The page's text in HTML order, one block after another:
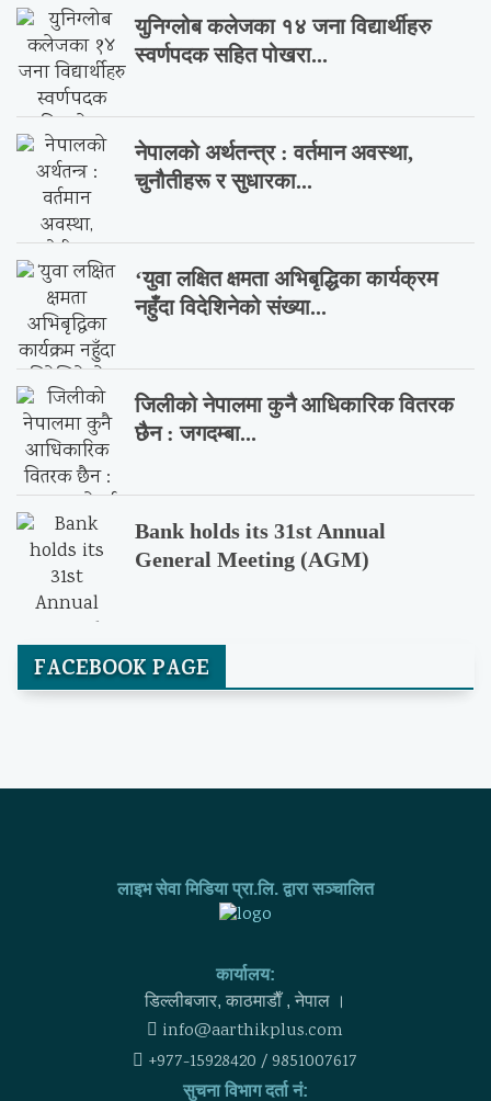
युनिग्लोब कलेजका १४ जना विद्यार्थीहरु
स्वर्णपदक सहित पोखरा...
नेपालको अर्थतन्त्र : वर्तमान अवस्था,
चुनौतीहरू र सुधारका...
‘युवा लक्षित क्षमता अभिबृद्धिका कार्यक्रम
नहुँदा विदेशिनेको संख्या...
जिलीको नेपालमा कुनै आधिकारिक वितरक
छैन : जगदम्बा...
Bank holds its 31st Annual
General Meeting (AGM)
FACEBOOK PAGE
लाइभ सेवा मिडिया प्रा.लि. द्वारा सञ्चालित
कार्यालय:
डिल्लीबजार, काठमाडाैँ , नेपाल ।
info@aarthikplus.com
+977-15928420 / 9851007617
सुचना विभाग दर्ता नं: